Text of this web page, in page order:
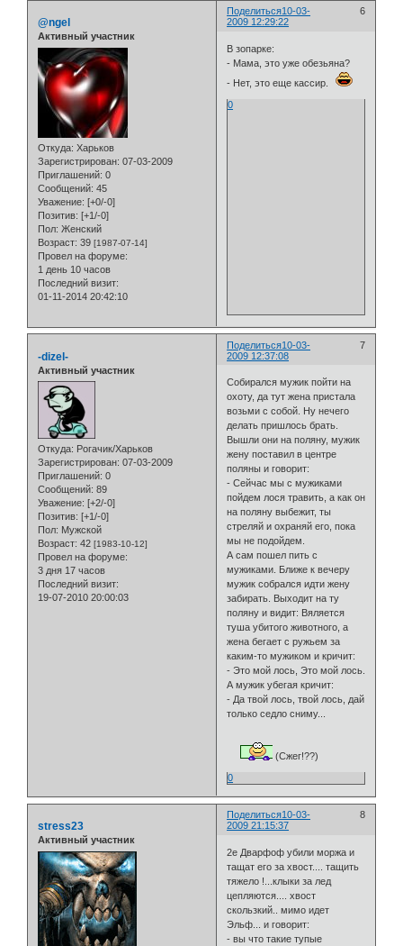
Поделиться 6
10-03-
2009 12:29:22
@ngel
Активный участник
Откуда: Харьков
Зарегистрирован: 07-03-2009
Приглашений: 0
Сообщений: 45
Уважение: [+0/-0]
Позитив: [+1/-0]
Пол: Женский
Возраст: 39 [1987-07-14]
Провел на форуме:
1 день 10 часов
Последний визит:
01-11-2014 20:42:10
В зопарке:
- Мама, это уже обезьяна?
- Hет, это еще кассир.
0
Поделиться 7
10-03-
2009 12:37:08
-dizel-
Активный участник
Откуда: Рогачик/Харьков
Зарегистрирован: 07-03-2009
Приглашений: 0
Сообщений: 89
Уважение: [+2/-0]
Позитив: [+1/-0]
Пол: Мужской
Возраст: 42 [1983-10-12]
Провел на форуме:
3 дня 17 часов
Последний визит:
19-07-2010 20:00:03
Собирался мужик пойти на
охоту, да тут жена пристала
возьми с собой. Ну нечего
делать пришлось брать.
Вышли они на поляну, мужик
жену поставил в центре
поляны и говорит:
- Сейчас мы с мужиками
пойдем лося травить, а как он
на поляну выбежит, ты
стреляй и охраняй его, пока
мы не подойдем.
А сам пошел пить с
мужиками. Ближе к вечеру
мужик собрался идти жену
забирать. Выходит на ту
поляну и видит: Вяляется
туша убитого животного, а
жена бегает с ружьем за
каким-то мужиком и кричит:
- Это мой лось, Это мой лось.
А мужик убегая кричит:
- Да твой лось, твой лось, дай
только седло сниму...
(Сжег!??)
0
Поделиться 8
10-03-
2009 21:15:37
stress23
Активный участник
2е Дварфоф убили моржа и
тащат его за хвост.... тащить
тяжело !...клыки за лед
цепляются.... хвост
скользкий.. мимо идет
Эльф... и говорит:
- вы что такие тупые